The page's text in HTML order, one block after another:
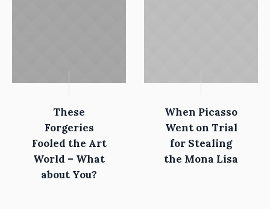
These
Forgeries
Fooled the Art
World – What
about You?
When Picasso
Went on Trial
for Stealing
the Mona Lisa